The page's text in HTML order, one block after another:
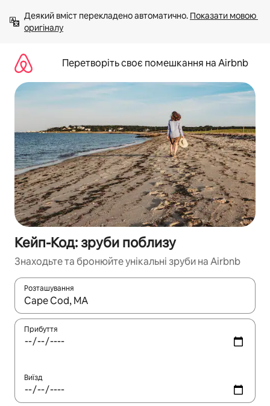
вмісту
Деякий вміст перекладено автоматично. Показати мовою
оригіналу
Перетворіть своє помешкання на Airbnb
Кейп-Код: зруби поблизу
Знаходьте та бронюйте унікальні зруби на Airbnb
Розташування
Отримавши результати пошуку, використовуйте для
Прибуття
Виїзд